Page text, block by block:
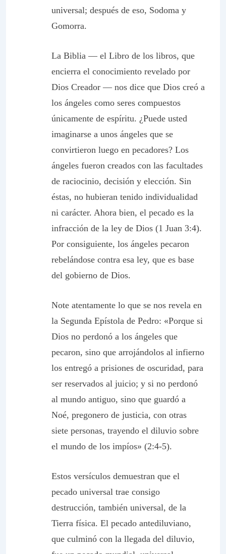
universal; después de eso, Sodoma y
Gomorra.
La Biblia — el Libro de los libros, que
encierra el conocimiento revelado por
Dios Creador — nos dice que Dios creó a
los ángeles como seres compuestos
únicamente de espíritu. ¿Puede usted
imaginarse a unos ángeles que se
convirtieron luego en pecadores? Los
ángeles fueron creados con las facultades
de raciocinio, decisión y elección. Sin
éstas, no hubieran tenido individualidad
ni carácter. Ahora bien, el pecado es la
infracción de la ley de Dios (1 Juan 3:4).
Por consiguiente, los ángeles pecaron
rebelándose contra esa ley, que es base
del gobierno de Dios.
Note atentamente lo que se nos revela en
la Segunda Epístola de Pedro: «Porque si
Dios no perdonó a los ángeles que
pecaron, sino que arrojándolos al infierno
los entregó a prisiones de oscuridad, para
ser reservados al juicio; y si no perdonó
al mundo antiguo, sino que guardó a
Noé, pregonero de justicia, con otras
siete personas, trayendo el diluvio sobre
el mundo de los impíos» (2:4-5).
Estos versículos demuestran que el
pecado universal trae consigo
destrucción, también universal, de la
Tierra física. El pecado antediluviano,
que culminó con la llegada del diluvio,